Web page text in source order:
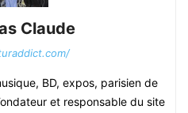
Claude
BD, expos, parisien de
et responsable du site